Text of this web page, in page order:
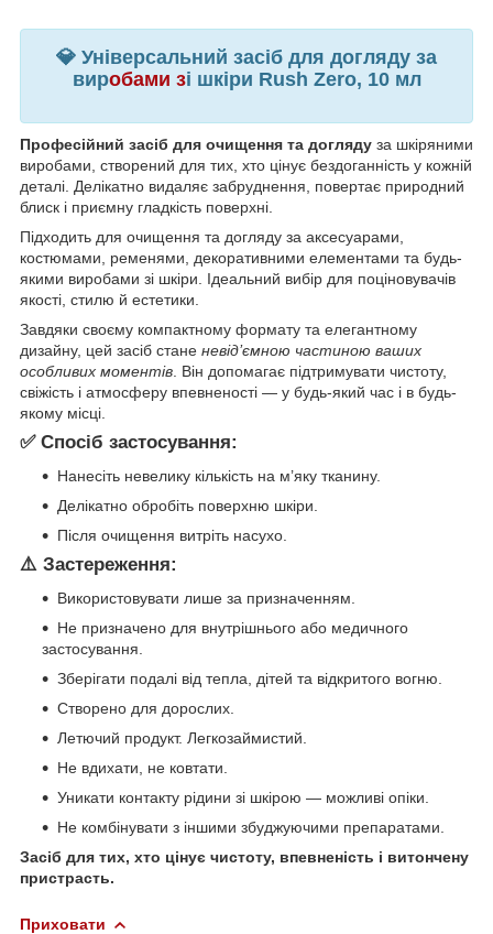
💎 Універсальний засіб для догляду за
виробами зі шкіри Rush Zero, 10 мл
Професійний засіб для очищення та догляду за шкіряними
виробами, створений для тих, хто цінує бездоганність у кожній
деталі. Делікатно видаляє забруднення, повертає природний
блиск і приємну гладкість поверхні.
Підходить для очищення та догляду за аксесуарами,
костюмами, ременями, декоративними елементами та будь-
якими виробами зі шкіри. Ідеальний вибір для поціновувачів
якості, стилю й естетики.
Завдяки своєму компактному формату та елегантному
дизайну, цей засіб стане невід’ємною частиною ваших
особливих моментів. Він допомагає підтримувати чистоту,
свіжість і атмосферу впевненості — у будь-який час і в будь-
якому місці.
✅ Спосіб застосування:
Нанесіть невелику кількість на м’яку тканину.
Делікатно обробіть поверхню шкіри.
Після очищення витріть насухо.
⚠️ Застереження:
Використовувати лише за призначенням.
Не призначено для внутрішнього або медичного
застосування.
Зберігати подалі від тепла, дітей та відкритого вогню.
Створено для дорослих.
Летючий продукт. Легкозаймистий.
Не вдихати, не ковтати.
Уникати контакту рідини зі шкірою — можливі опіки.
Не комбінувати з іншими збуджуючими препаратами.
Засіб для тих, хто цінує чистоту, впевненість і витончену
пристрасть.
Приховати